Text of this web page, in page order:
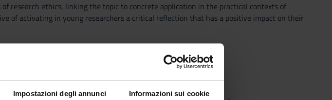
Impostazioni degli annunci Informazioni sui cookie
research ethics, linking the topic to concrete application in the practical contexts of
of activating in young researchers a critical reflection that has a positive impact on their
realizzati in modalità ibrida.